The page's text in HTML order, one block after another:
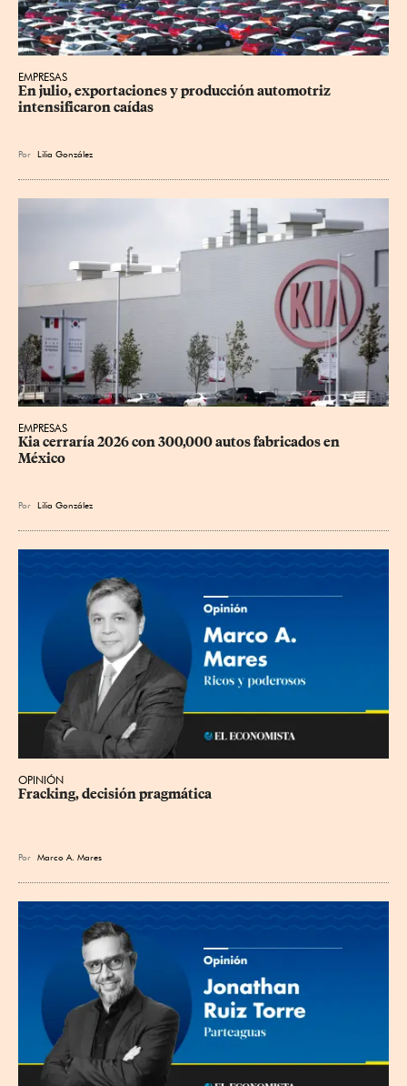
EMPRESAS
En julio, exportaciones y producción automotriz
intensificaron caídas
Por Lilia González
EMPRESAS
Kia cerraría 2026 con 300,000 autos fabricados en
México
Por Lilia González
OPINIÓN
Fracking, decisión pragmática
Por Marco A. Mares